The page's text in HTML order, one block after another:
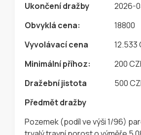
Ukončení dražby
2026-
Obvyklá cena:
18800
Vyvolávací cena
12.533
Minimální příhoz:
200
Dražební jistota
500
Předmět dražby
Pozemek (podíl ve výši 1/96)